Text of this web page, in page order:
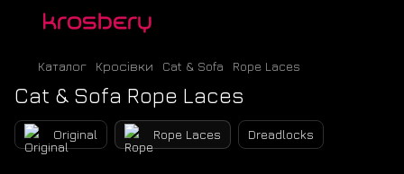
Каталог Кросівки Cat & Sofa Rope Laces
Cat & Sofa Rope Laces
Original Rope Laces Dreadlocks